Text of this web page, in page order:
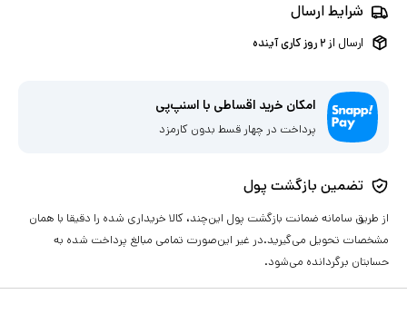
شرایط ارسال
ارسال از ۲ روز کاری آینده
امکان خرید اقساطی با اسنپ‌پی
پرداخت در چهار قسط بدون کارمزد
تضمین بازگشت پول
از طریق سامانه ضمانت بازگشت پول این‌چند، کالا خریداری شده را دقیقا با همان
مشخصات تحویل می‌گیرید.در غیر این‌صورت تمامی مبالغ پرداخت شده به
حسابتان برگردانده می‌شود.